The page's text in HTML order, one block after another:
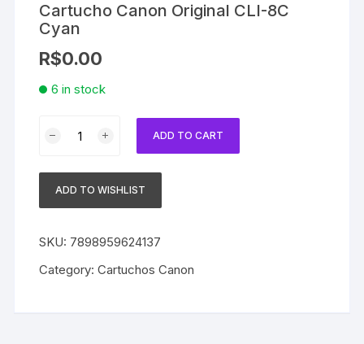
Cartucho Canon Original CLI-8C
Cyan
R$0.00
6 in stock
CLI-
quantity
ADD TO CART
ADD TO WISHLIST
SKU: 7898959624137
Category:Cartuchos Canon